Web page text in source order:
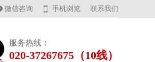
微信咨询 手机浏览 联系我们
服务热线：
020-37267675（10线）